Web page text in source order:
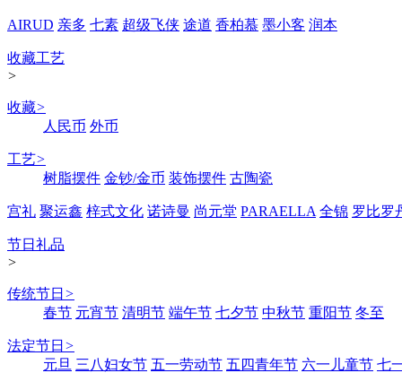
AIRUD 亲多 七素 超级飞侠 途道 香柏慕 墨小客 润本
收藏工艺
>
收藏>
人民币 外币
工艺>
树脂摆件 金钞/金币 装饰摆件 古陶瓷
宫礼 聚运鑫 梓式文化 诺诗曼 尚元堂 PARAELLA 全锦 罗比罗
节日礼品
>
传统节日 >
春节 元宵节 清明节 端午节 七夕节 中秋节 重阳节 冬至
法定节日 >
元旦 三八妇女节 五一劳动节 五四青年节 六一儿童节 七